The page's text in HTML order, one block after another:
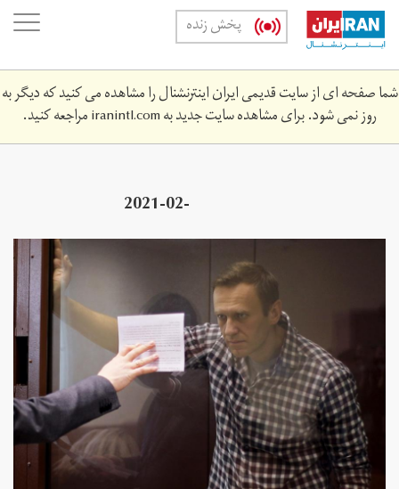
Skip
main
content
پخش زنده
شما صفحه ای از سایت قدیمی ایران اینترنشنال را مشاهده می کنید که دیگر به
روز نمی شود. برای مشاهده سایت جدید بهiranintl.comمراجعه کنید.
2021-02-
politics-navalny.jpg